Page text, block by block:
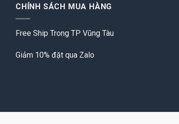
CHÍNH SÁCH MUA HÀNG
Free Ship Trong TP Vũng Tàu
Giảm 10% đặt qua Zalo